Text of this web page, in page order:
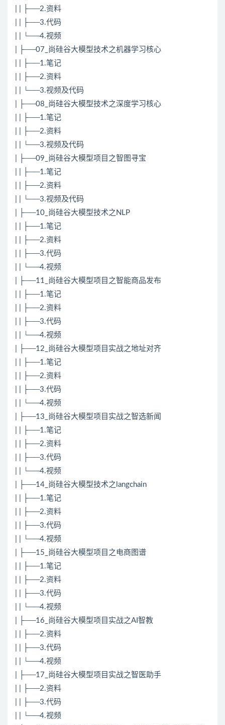
| | ├──2.资料
| | ├──3.代码
| | └──4.视频
| ├──07_尚硅谷大模型技术之机器学习核心
| | ├──1.笔记
| | ├──2.资料
| | └──3.视频及代码
| ├──08_尚硅谷大模型技术之深度学习核心
| | ├──1.笔记
| | ├──2.资料
| | └──3.视频及代码
| ├──09_尚硅谷大模型项目之智图寻宝
| | ├──1.笔记
| | ├──2.资料
| | └──3.视频及代码
| ├──10_尚硅谷大模型技术之NLP
| | ├──1.笔记
| | ├──2.资料
| | ├──3.代码
| | └──4.视频
| ├──11_尚硅谷大模型项目之智能商品发布
| | ├──1.笔记
| | ├──2.资料
| | ├──3.代码
| | └──4.视频
| ├──12_尚硅谷大模型项目实战之地址对齐
| | ├──1.笔记
| | ├──2.资料
| | ├──3.代码
| | └──4.视频
| ├──13_尚硅谷大模型项目实战之智选新闻
| | ├──1.笔记
| | ├──2.资料
| | ├──3.代码
| | └──4.视频
| ├──14_尚硅谷大模型技术之langchain
| | ├──1.笔记
| | ├──2.资料
| | ├──3.代码
| | └──4.视频
| ├──15_尚硅谷大模型项目之电商图谱
| | ├──1.笔记
| | ├──2.资料
| | ├──3.代码
| | └──4.视频
| ├──16_尚硅谷大模型项目实战之AI智教
| | ├──2.资料
| | ├──3.代码
| | └──4.视频
| ├──17_尚硅谷大模型项目实战之智医助手
| | ├──2.资料
| | ├──3.代码
| | └──4.视频